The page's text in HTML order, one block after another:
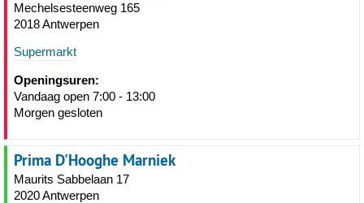
Mechelsesteenweg 165
2018 Antwerpen
Supermarkt
Openingsuren:
Vandaag open 7:00 - 13:00
Morgen gesloten
Prima D'Hooghe Marniek
Maurits Sabbelaan 17
2020 Antwerpen